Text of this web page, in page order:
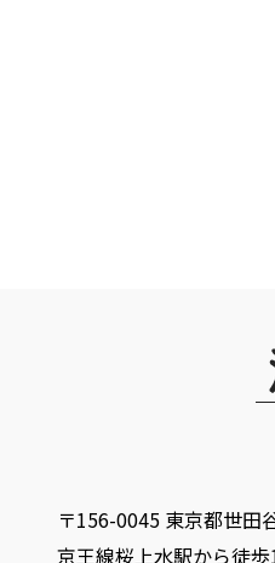
〒156-0045 東京都世
京王線桜上水駅から徒